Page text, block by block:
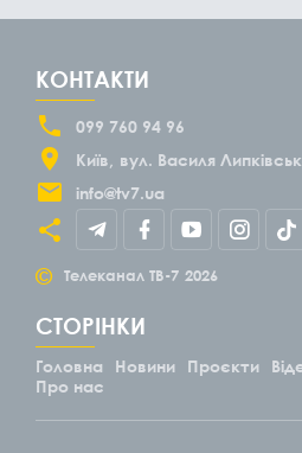
КОНТАКТИ
099 760 94 96
Київ
вул. Василя
info@tv7.ua
© Телеканал ТВ-7 2026
СТОРІНКИ
Головна Новини Проєкти
Про нас